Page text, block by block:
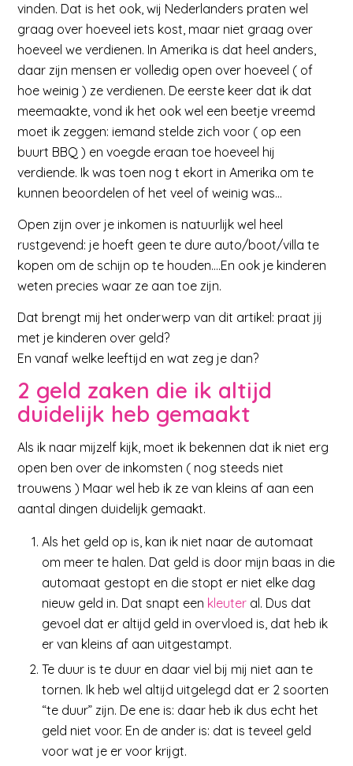
vinden. Dat is het ook, wij Nederlanders praten wel
graag over hoeveel iets kost, maar niet graag over
hoeveel we verdienen. In Amerika is dat heel anders,
daar zijn mensen er volledig open over hoeveel ( of
hoe weinig ) ze verdienen. De eerste keer dat ik dat
meemaakte, vond ik het ook wel een beetje vreemd
moet ik zeggen: iemand stelde zich voor ( op een
buurt BBQ ) en voegde eraan toe hoeveel hij
verdiende. Ik was toen nog t ekort in Amerika om te
kunnen beoordelen of het veel of weinig was…
Open zijn over je inkomen is natuurlijk wel heel
rustgevend: je hoeft geen te dure auto/boot/villa te
kopen om de schijn op te houden….En ook je kinderen
weten precies waar ze aan toe zijn.
Dat brengt mij het onderwerp van dit artikel: praat jij
met je kinderen over geld?
En vanaf welke leeftijd en wat zeg je dan?
2 geld zaken die ik altijd
duidelijk heb gemaakt
Als ik naar mijzelf kijk, moet ik bekennen dat ik niet erg
open ben over de inkomsten ( nog steeds niet
trouwens ) Maar wel heb ik ze van kleins af aan een
aantal dingen duidelijk gemaakt.
Als het geld op is, kan ik niet naar de automaat
om meer te halen. Dat geld is door mijn baas in die
automaat gestopt en die stopt er niet elke dag
nieuw geld in. Dat snapt een kleuter al. Dus dat
gevoel dat er altijd geld in overvloed is, dat heb ik
er van kleins af aan uitgestampt.
Te duur is te duur en daar viel bij mij niet aan te
tornen. Ik heb wel altijd uitgelegd dat er 2 soorten
“te duur” zijn. De ene is: daar heb ik dus echt het
geld niet voor. En de ander is: dat is teveel geld
voor wat je er voor krijgt.